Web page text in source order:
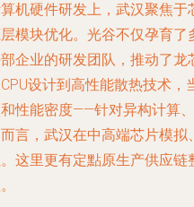
机硬件研发上，武汉聚焦
模块优化。光谷不仅孕育
企业的研发团队，推动了
设计到高性能散热技术
性能密度——针对异构计算
言，武汉在中高端芯片模
这里更有定點原生产供应